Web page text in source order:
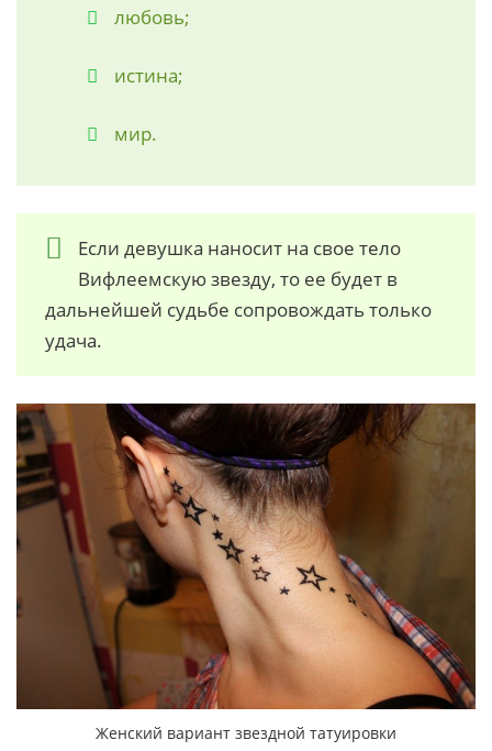
любовь;
истина;
мир.
Если девушка наносит на свое тело
Вифлеемскую звезду, то ее будет в
дальнейшей судьбе сопровождать только
удача.
Женский вариант звездной татуировки